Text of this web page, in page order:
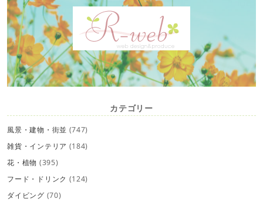
カテゴリー
風景・建物・街並 (747)
雑貨・インテリア (184)
花・植物 (395)
フード・ドリンク (124)
ダイビング (70)